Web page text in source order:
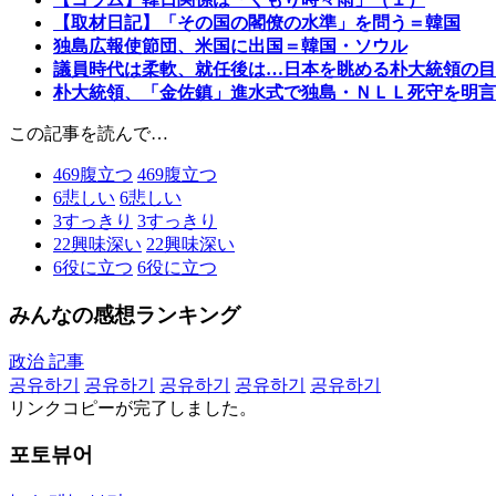
【取材日記】「その国の閣僚の水準」を問う＝韓国
独島広報使節団、米国に出国＝韓国・ソウル
議員時代は柔軟、就任後は…日本を眺める朴大統領の目
朴大統領、「金佐鎮」進水式で独島・ＮＬＬ死守を明
この記事を読んで…
469腹立つ 469腹立つ
6悲しい 6悲しい
3すっきり 3すっきり
22興味深い 22興味深い
6役に立つ 6役に立つ
みんなの感想ランキング
政治 記事
공유하기
공유하기 공유하기 공유하기
공유하기
リンクコピーが完了しました。
포토뷰어